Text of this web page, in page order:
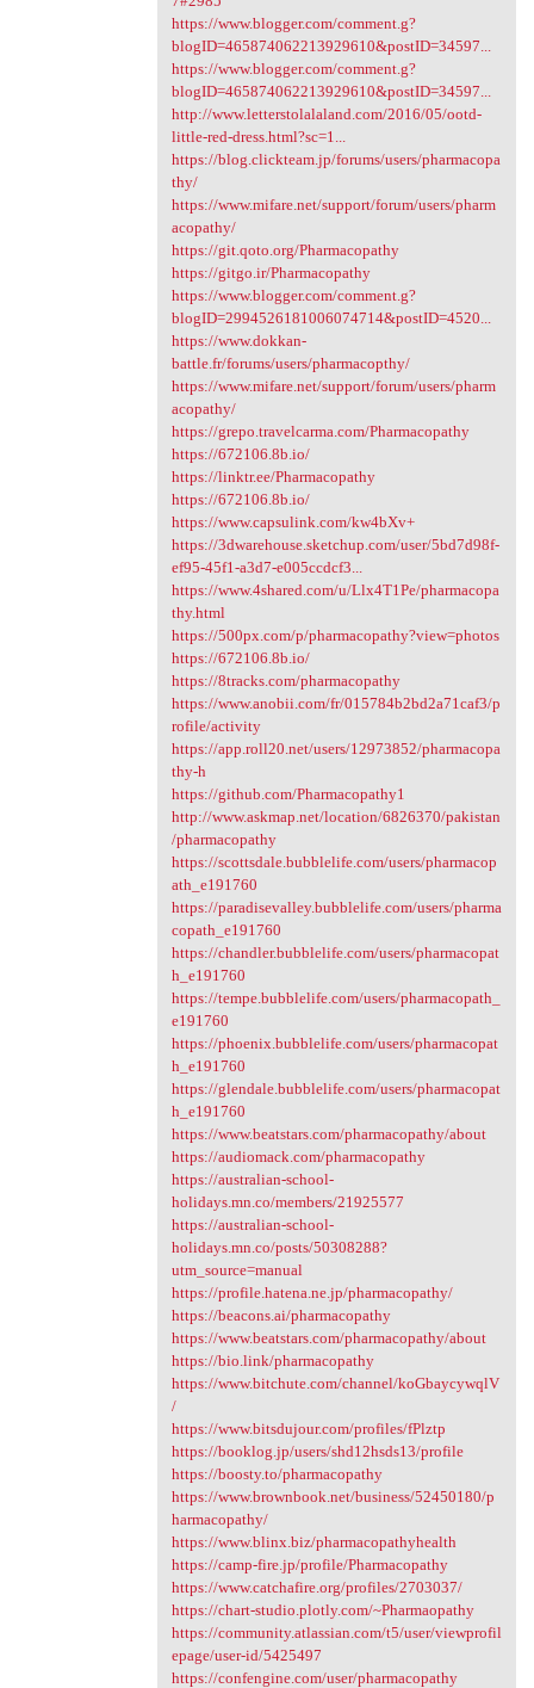
https://www.blogger.com/comment.g?
blogID=465874062213929610&postID=34597...
https://www.blogger.com/comment.g?
blogID=465874062213929610&postID=34597...
http://www.letterstolalaland.com/2016/05/ootd-
little-red-dress.html?sc=1...
https://blog.clickteam.jp/forums/users/pharmacopa
thy/
https://www.mifare.net/support/forum/users/pharm
acopathy/
https://git.qoto.org/Pharmacopathy
https://gitgo.ir/Pharmacopathy
https://www.blogger.com/comment.g?
blogID=2994526181006074714&postID=4520...
https://www.dokkan-
battle.fr/forums/users/pharmacopthy/
https://www.mifare.net/support/forum/users/pharm
acopathy/
https://grepo.travelcarma.com/Pharmacopathy
https://672106.8b.io/
https://linktr.ee/Pharmacopathy
https://672106.8b.io/
https://www.capsulink.com/kw4bXv+
https://3dwarehouse.sketchup.com/user/5bd7d98f-
ef95-45f1-a3d7-e005ccdcf3...
https://www.4shared.com/u/Llx4T1Pe/pharmacopa
thy.html
https://500px.com/p/pharmacopathy?view=photos
https://672106.8b.io/
https://8tracks.com/pharmacopathy
https://www.anobii.com/fr/015784b2bd2a71caf3/p
rofile/activity
https://app.roll20.net/users/12973852/pharmacopa
thy-h
https://github.com/Pharmacopathy1
http://www.askmap.net/location/6826370/pakistan
/pharmacopathy
https://scottsdale.bubblelife.com/users/pharmacop
ath_e191760
https://paradisevalley.bubblelife.com/users/pharma
copath_e191760
https://chandler.bubblelife.com/users/pharmacopat
h_e191760
https://tempe.bubblelife.com/users/pharmacopath_
e191760
https://phoenix.bubblelife.com/users/pharmacopat
h_e191760
https://glendale.bubblelife.com/users/pharmacopat
h_e191760
https://www.beatstars.com/pharmacopathy/about
https://audiomack.com/pharmacopathy
https://australian-school-
holidays.mn.co/members/21925577
https://australian-school-
holidays.mn.co/posts/50308288?
utm_source=manual
https://profile.hatena.ne.jp/pharmacopathy/
https://beacons.ai/pharmacopathy
https://www.beatstars.com/pharmacopathy/about
https://bio.link/pharmacopathy
https://www.bitchute.com/channel/koGbaycywqlV
/
https://www.bitsdujour.com/profiles/fPlztp
https://booklog.jp/users/shd12hsds13/profile
https://boosty.to/pharmacopathy
https://www.brownbook.net/business/52450180/p
harmacopathy/
https://www.blinx.biz/pharmacopathyhealth
https://camp-fire.jp/profile/Pharmacopathy
https://www.catchafire.org/profiles/2703037/
https://chart-studio.plotly.com/~Pharmaopathy
https://community.atlassian.com/t5/user/viewprofil
epage/user-id/5425497
https://confengine.com/user/pharmacopathy